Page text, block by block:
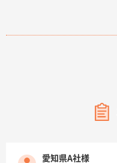
愛知県A社様